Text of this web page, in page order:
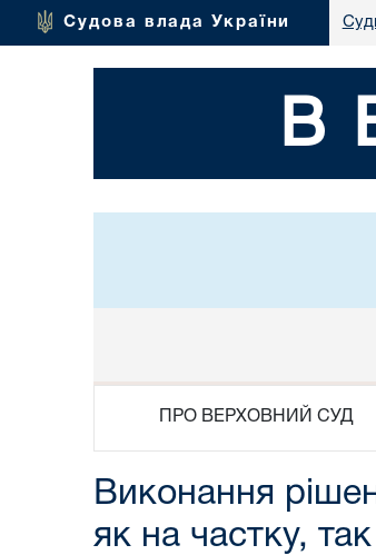
Судова влада України
ПРО ВЕРХОВНИЙ СУД
Виконання
як на частку,